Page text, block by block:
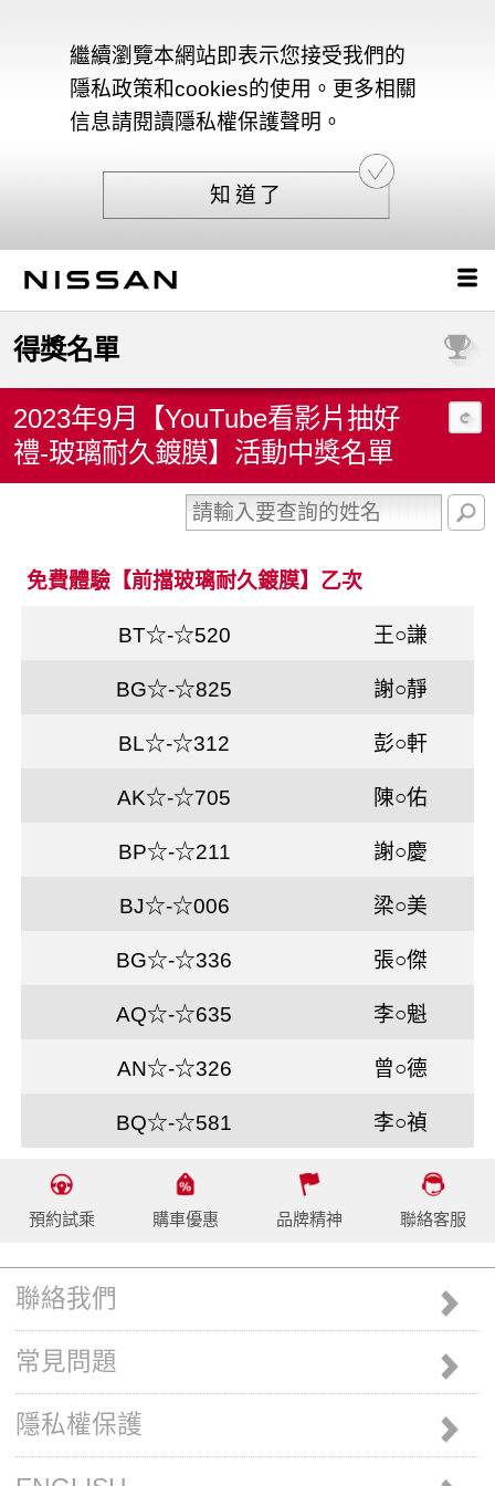
繼續瀏覽本網站即表示您接受我們的
隱私政策和cookies的使用。更多相關
信息請閱讀隱私權保護聲明。
知道了
得獎名單
2023年9月【YouTube看影片抽好
禮-玻璃耐久鍍膜】活動中獎名單
免費體驗【前擋玻璃耐久鍍膜】乙次
BT☆-☆520 王○謙
BG☆-☆825 謝○靜
BL☆-☆312 彭○軒
AK☆-☆705 陳○佑
BP☆-☆211 謝○慶
BJ☆-☆006 梁○美
BG☆-☆336 張○傑
AQ☆-☆635 李○魁
AN☆-☆326 曾○德
BQ☆-☆581 李○禎
預約試乘 購車優惠 品牌精神 聯絡客服
聯絡我們
常見問題
隱私權保護